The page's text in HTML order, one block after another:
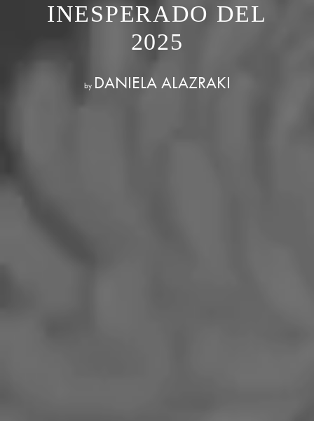
INESPERADO DEL
2025
by DANIELA ALAZRAKI